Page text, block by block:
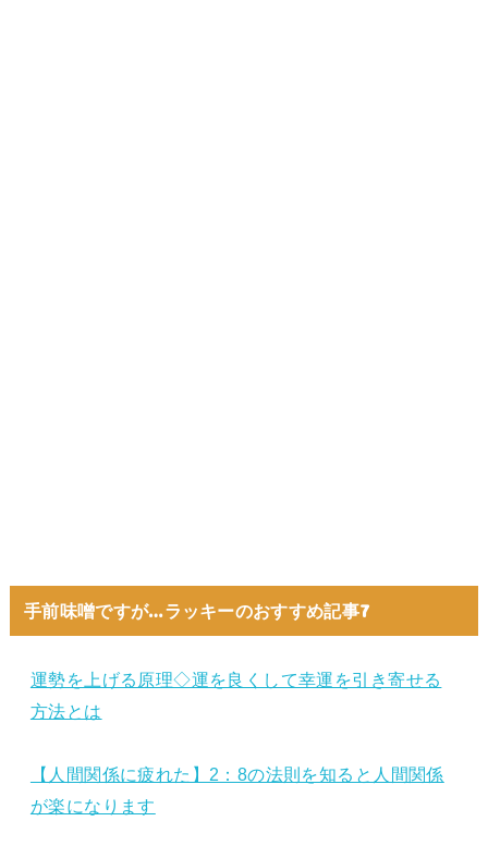
手前味噌ですが…ラッキーのおすすめ記事7
運勢を上げる原理◇運を良くして幸運を引き寄せる
方法とは
【人間関係に疲れた】2：8の法則を知ると人間関係
が楽になります